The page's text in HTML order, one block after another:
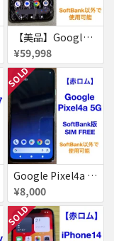
【美品】Google Pixel8 Pro 512GB 赤ロム
¥59,998
SOLD
Google Pixel4a 5G 128GB 赤ロム
¥8,000
SOLD